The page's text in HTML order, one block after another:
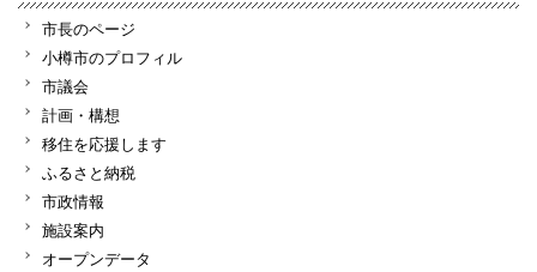
市長のページ
小樽市のプロフィル
市議会
計画・構想
移住を応援します
ふるさと納税
市政情報
施設案内
オープンデータ